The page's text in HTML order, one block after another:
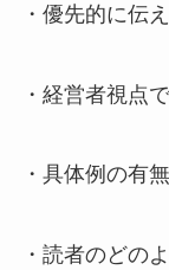
・優先的に伝
・経営者視点
・具体例の有
・読者のどの